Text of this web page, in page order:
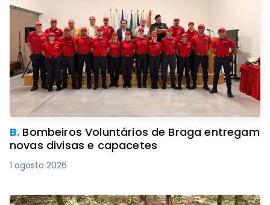
B. Bombeiros Voluntários de Braga entregam
novas divisas e capacetes
1 agosto 2026